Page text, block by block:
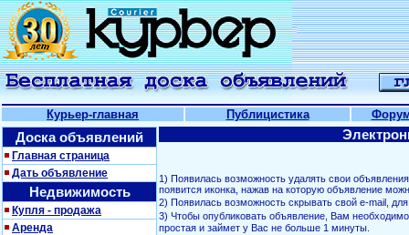
Курьер-главная Публицистика
Доска объявлений
Главная страница
Дать объявление
Недвижимость
Купля - продажа
Аренда
1) Появилась возможность удалять свои
появится иконка, нажав на которую объявление
2) Появилась возможность скрывать свой е-mail,
3) Чтобы опубликовать объявление, Вам
простая и займет у Вас не больше 1 минуты.